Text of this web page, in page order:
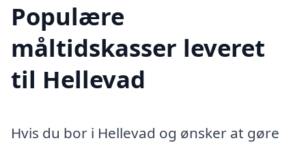
Populære
måltidskasser leveret
til Hellevad
Hvis du bor i Hellevad og ønsker at gøre